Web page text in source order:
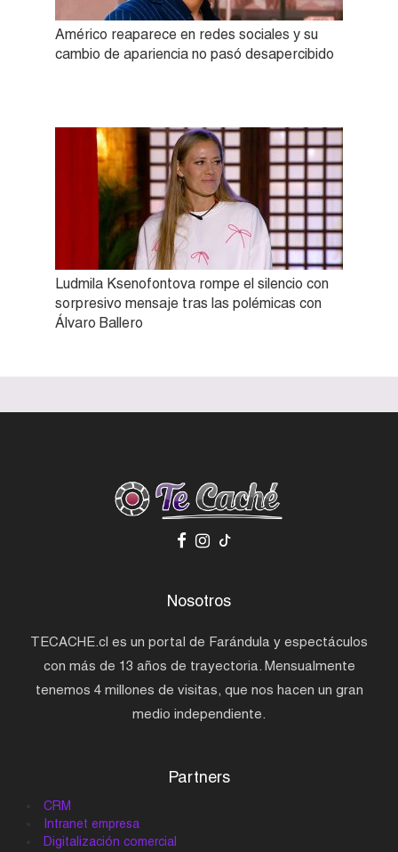
Américo reaparece en redes sociales y su
cambio de apariencia no pasó desapercibido
Ludmila Ksenofontova rompe el silencio con
sorpresivo mensaje tras las polémicas con
Álvaro Ballero
Nosotros
TECACHE.cl es un portal de Farándula y espectáculos
con más de 13 años de trayectoria. Mensualmente
tenemos 4 millones de visitas, que nos hacen un gran
medio independiente.
Partners
CRM
Intranet empresa
Digitalización comercial